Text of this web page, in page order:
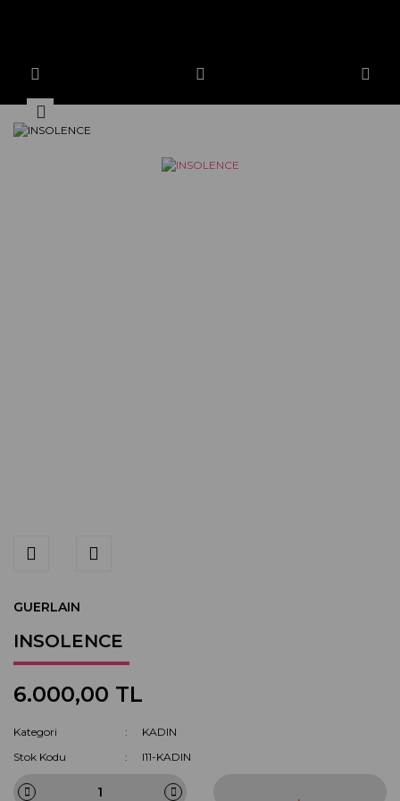
GUERLAIN
INSOLENCE
6.000,00 TL
Kategori
KADIN
Stok Kodu
I11-KADIN